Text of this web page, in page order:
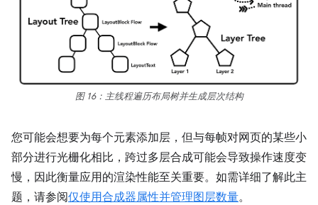
图 16：主线程遍历布局树并生成层次结构
您可能会想要为每个元素添加层，但与每帧对网页的某些小
部分进行光栅化相比，跨过多层合成可能会导致操作速度变
慢，因此衡量应用的渲染性能至关重要。如需详细了解此主
题，请参阅仅使用合成器属性并管理图层数量。